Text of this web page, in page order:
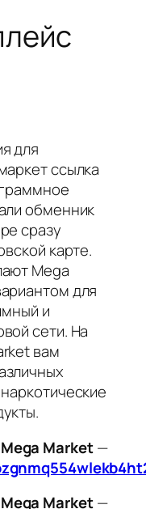
для
ссылка
обменник
сразу
карте.
Mega
для
и
сети. На
вам
Market—
Market—